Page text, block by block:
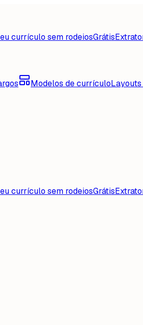
currículo sem rodeiosGrátis
Modelos de currículo
currículo sem rodeiosGrátis